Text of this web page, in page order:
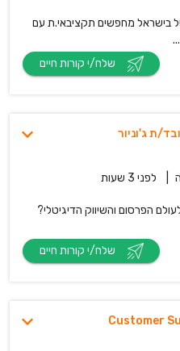
בישראל מחפשים תקציבאי.ת עם
ת ג'וניור
לפני 3 שעות
הפרסום והשיווק הדיגיטלי?
Customer